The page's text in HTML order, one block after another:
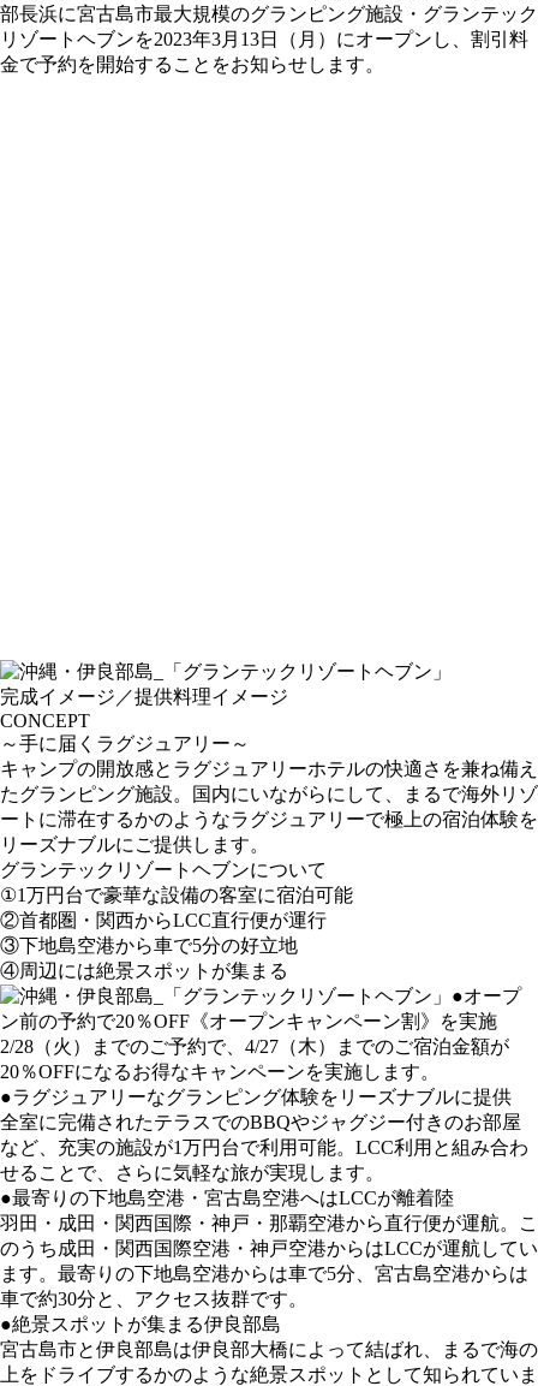
部長浜に宮古島市最大規模のグランピング施設・グランテック
リゾートヘブンを2023年3月13日（月）にオープンし、割引料
金で予約を開始することをお知らせします。
完成イメージ／提供料理イメージ
CONCEPT
～手に届くラグジュアリー～
キャンプの開放感とラグジュアリーホテルの快適さを兼ね備え
たグランピング施設。国内にいながらにして、まるで海外リゾ
ートに滞在するかのようなラグジュアリーで極上の宿泊体験を
リーズナブルにご提供します。
グランテックリゾートヘブンについて
①1万円台で豪華な設備の客室に宿泊可能
②首都圏・関西からLCC直行便が運行
③下地島空港から車で5分の好立地
④周辺には絶景スポットが集まる
●オープ
ン前の予約で20％OFF《オープンキャンペーン割》を実施
2/28（火）までのご予約で、4/27（木）までのご宿泊金額が
20％OFFになるお得なキャンペーンを実施します。
●ラグジュアリーなグランピング体験をリーズナブルに提供
全室に完備されたテラスでのBBQやジャグジー付きのお部屋
など、充実の施設が1万円台で利用可能。LCC利用と組み合わ
せることで、さらに気軽な旅が実現します。
●最寄りの下地島空港・宮古島空港へはLCCが離着陸
羽田・成田・関西国際・神戸・那覇空港から直行便が運航。こ
のうち成田・関西国際空港・神戸空港からはLCCが運航してい
ます。最寄りの下地島空港からは車で5分、宮古島空港からは
車で約30分と、アクセス抜群です。
●絶景スポットが集まる伊良部島
宮古島市と伊良部島は伊良部大橋によって結ばれ、まるで海の
上をドライブするかのような絶景スポットとして知られていま